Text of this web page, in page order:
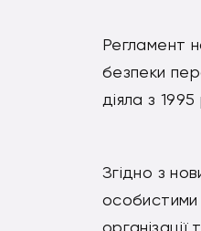
Регламент
безпеки
діяла з 1995
Згідно з
особистими